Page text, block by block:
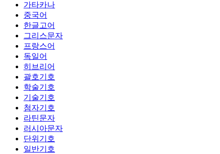
가타카나
중국어
한글고어
그리스문자
프랑스어
독일어
히브리어
괄호기호
학술기호
기술기호
첨자기호
라틴문자
러시아문자
단위기호
일반기호